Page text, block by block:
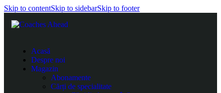
Skip to contentSkip to sidebarSkip to footer
Acasă
Despre noi
Magazin
Abonamente
Cărți de specialitate